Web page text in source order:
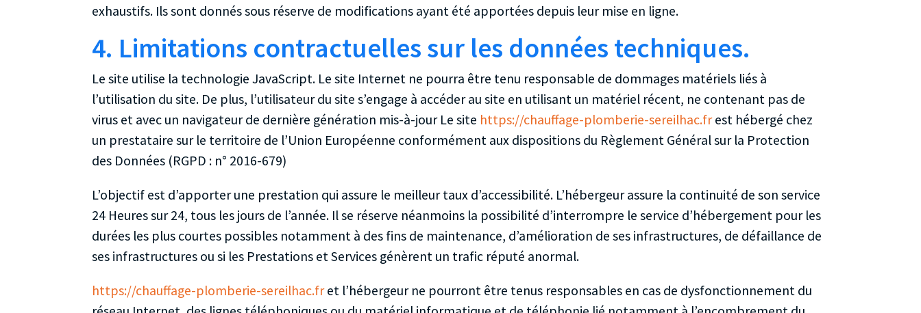
exhaustifs. Ils sont donnés sous réserve de modifications ayant été apportées depuis leur mise en ligne.
4. Limitations contractuelles sur les données techniques.
Le site utilise la technologie JavaScript. Le site Internet ne pourra être tenu responsable de dommages matériels liés à
l’utilisation du site. De plus, l’utilisateur du site s’engage à accéder au site en utilisant un matériel récent, ne contenant pas de
virus et avec un navigateur de dernière génération mis-à-jour Le site https://chauffage-plomberie-sereilhac.frest hébergé chez
un prestataire sur le territoire de l’Union Européenne conformément aux dispositions du Règlement Général sur la Protection
des Données (RGPD : n° 2016-679)
L’objectif est d’apporter une prestation qui assure le meilleur taux d’accessibilité. L’hébergeur assure la continuité de son service
24 Heures sur 24, tous les jours de l’année. Il se réserve néanmoins la possibilité d’interrompre le service d’hébergement pour les
durées les plus courtes possibles notamment à des fins de maintenance, d’amélioration de ses infrastructures, de défaillance de
ses infrastructures ou si les Prestations et Services génèrent un trafic réputé anormal.
https://chauffage-plomberie-sereilhac.fret l’hébergeur ne pourront être tenus responsables en cas de dysfonctionnement du